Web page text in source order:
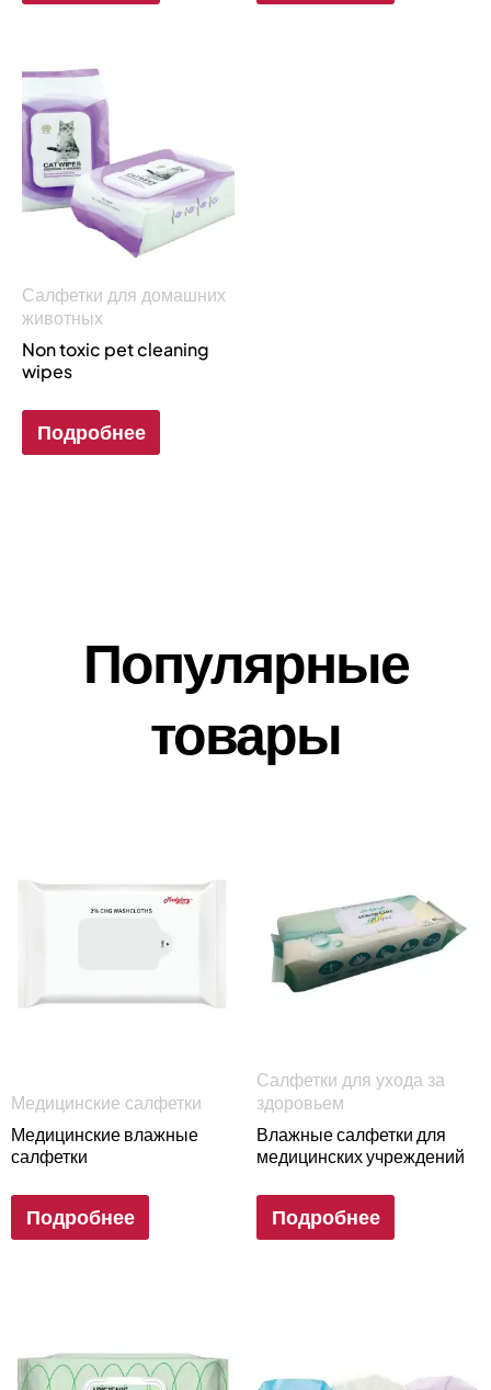
Салфетки для домашних
животных
Non toxic pet cleaning
wipes
Подробнее
Популярные
товары
Медицинские салфетки
Медицинские влажные
салфетки
Подробнее
Салфетки для ухода за
здоровьем
Влажные салфетки для
медицинских учреждений
Подробнее